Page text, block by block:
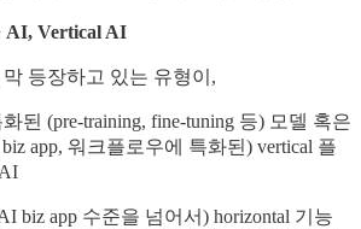
AI, Vertical AI
등장하고 있는 유형이,
된 (pre-training, fine-tuning 등) 모델 혹은
app, 워크플로우에 특화된) vertical 플
biz app 수준을 넘어서) horizontal 기능